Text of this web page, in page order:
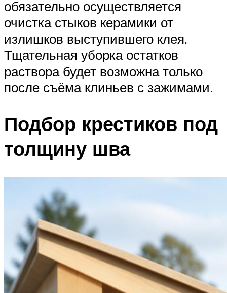
обязательно осуществляется
очистка стыков керамики от
излишков выступившего клея.
Тщательная уборка остатков
раствора будет возможна только
после съёма клиньев с зажимами.
Подбор крестиков под
толщину шва